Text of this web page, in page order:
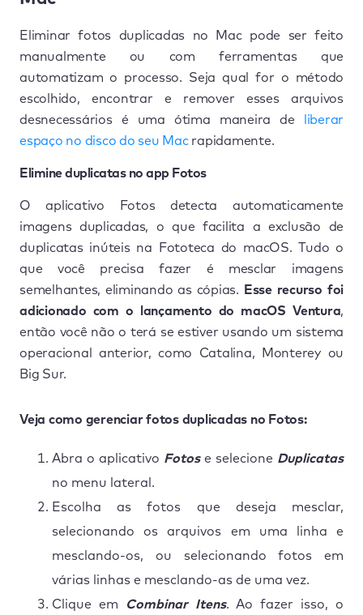
Eliminar fotos duplicadas no Mac pode ser feito
manualmente ou com ferramentas que
automatizam o processo. Seja qual for o método
escolhido, encontrar e remover esses arquivos
desnecessários é uma ótima maneira de
liberar
espaço no disco do seu Macrapidamente.
Elimine duplicatas no app Fotos
O aplicativo Fotos detecta automaticamente
imagens duplicadas, o que facilita a exclusão de
duplicatas inúteis na Fototeca do macOS. Tudo o
que você precisa fazer é mesclar imagens
semelhantes, eliminando as cópias.
Esse recurso foi
adicionado com o lançamento do macOS Ventura,
então você não o terá se estiver usando um sistema
operacional anterior, como Catalina, Monterey ou
Big Sur.
Veja como gerenciar fotos duplicadas no Fotos:
Abra o aplicativo Fotose selecione Duplicatas
no menu lateral.
Escolha as fotos que deseja mesclar,
selecionando os arquivos em uma linha e
mesclando-os, ou selecionando fotos em
várias linhas e mesclando-as de uma vez.
Clique em
Combinar Itens. Ao fazer isso, o